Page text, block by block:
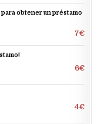
obtener un préstamo
7€
6€
4€